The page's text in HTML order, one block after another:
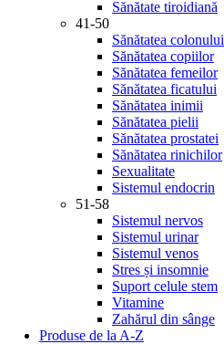
Sănătate tiroidiană
41-50
Sănătatea colonului
Sănătatea copiilor
Sănătatea femeilor
Sănătatea ficatului
Sănătatea inimii
Sănătatea pielii
Sănătatea prostatei
Sănătatea rinichilor
Sexualitate
Sistemul endocrin
51-58
Sistemul nervos
Sistemul urinar
Sistemul venos
Stres și insomnie
Suport celule stem
Vitamine
Zahărul din sânge
Produse de la A-Z